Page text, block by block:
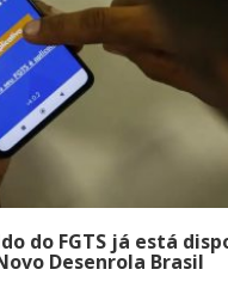
do FGTS já está
Desenrola Brasil